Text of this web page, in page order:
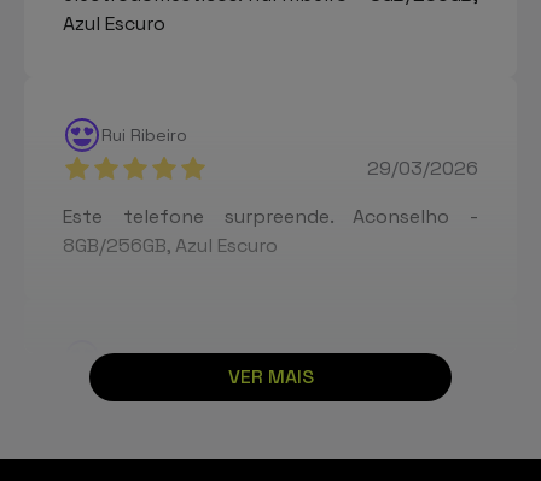
Azul Escuro
Rui Ribeiro
29/03/2026
Este telefone surpreende. Aconselho -
8GB/256GB, Azul Escuro
Rui Ribeiro
27/03/2026
não desilude. Obrigado Powerplanet -
VER MAIS